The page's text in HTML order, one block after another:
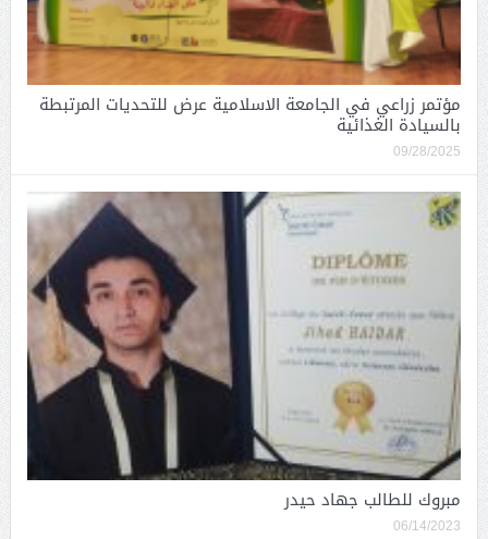
مؤتمر زراعي في الجامعة الاسلامية عرض للتحديات المرتبطة
بالسيادة الغذائية
09/28/2025
مبروك للطالب جهاد حيدر
06/14/2023